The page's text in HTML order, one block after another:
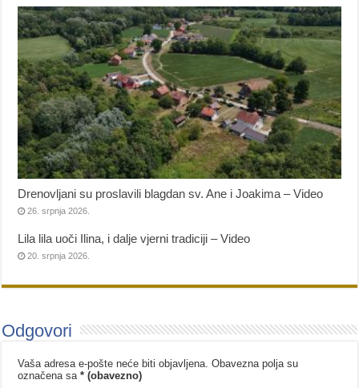
Drenovljani su proslavili blagdan sv. Ane i Joakima – Video
26. srpnja 2026.
Lila lila uoči Ilina, i dalje vjerni tradiciji – Video
20. srpnja 2026.
Odgovori
Vaša adresa e-pošte neće biti objavljena. Obavezna polja su
označena sa* (obavezno)